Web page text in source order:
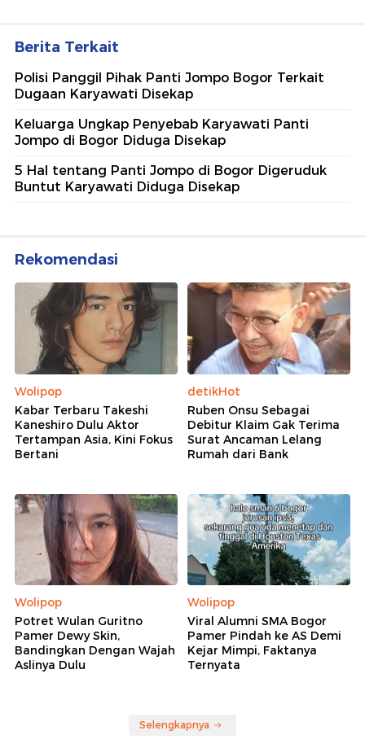
Berita Terkait
Polisi Panggil Pihak Panti Jompo Bogor Terkait
Dugaan Karyawati Disekap
Keluarga Ungkap Penyebab Karyawati Panti
Jompo di Bogor Diduga Disekap
5 Hal tentang Panti Jompo di Bogor Digeruduk
Buntut Karyawati Diduga Disekap
Rekomendasi
Wolipop
Kabar Terbaru Takeshi
Kaneshiro Dulu Aktor
Tertampan Asia, Kini Fokus
Bertani
detikHot
Ruben Onsu Sebagai
Debitur Klaim Gak Terima
Surat Ancaman Lelang
Rumah dari Bank
Wolipop
Potret Wulan Guritno
Pamer Dewy Skin,
Bandingkan Dengan Wajah
Aslinya Dulu
Wolipop
Viral Alumni SMA Bogor
Pamer Pindah ke AS Demi
Kejar Mimpi, Faktanya
Ternyata
Selengkapnya